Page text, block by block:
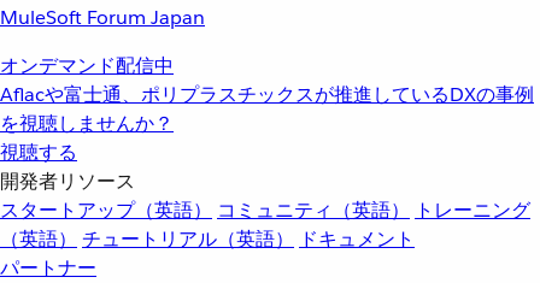
MuleSoft Forum Japan
オンデマンド配信中
Aflacや富士通、ポリプラスチックスが推進しているDXの事例
を視聴しませんか？
視聴する
開発者リソース
スタートアップ（英語）
コミュニティ（英語）
トレーニング
（英語）
チュートリアル（英語）
ドキュメント
パートナー